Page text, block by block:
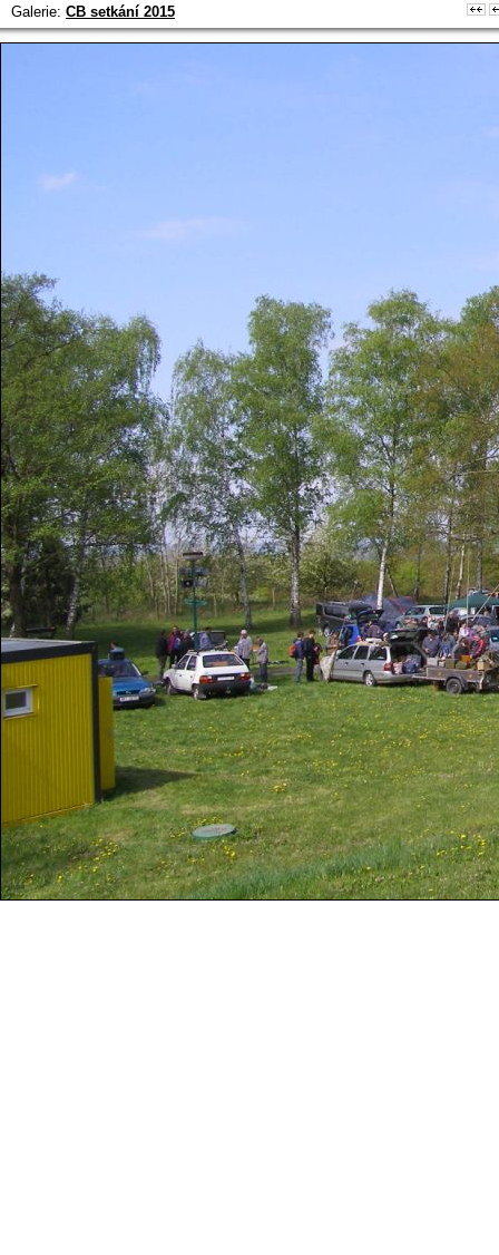
Galerie: CB setkání 2015